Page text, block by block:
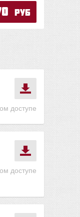
руб
доступе
доступе